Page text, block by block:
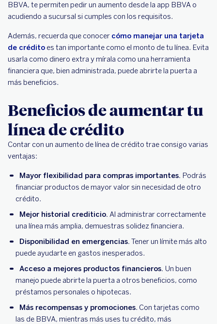
BBVA, te permiten pedir un aumento desde la app BBVA o
acudiendo a sucursal si cumples con los requisitos.
Además, recuerda que conocer cómo manejar una tarjeta
de crédito es tan importante como el monto de tu línea. Evita
usarla como dinero extra y mírala como una herramienta
financiera que, bien administrada, puede abrirte la puerta a
más beneficios.
Beneficios de aumentar tu
línea de crédito
Contar con un aumento de línea de crédito trae consigo varias
ventajas:
Mayor flexibilidad para compras importantes. Podrás
financiar productos de mayor valor sin necesidad de otro
crédito.
Mejor historial crediticio. Al administrar correctamente
una línea más amplia, demuestras solidez financiera.
Disponibilidad en emergencias. Tener un límite más alto
puede ayudarte en gastos inesperados.
Acceso a mejores productos financieros. Un buen
manejo puede abrirte la puerta a otros beneficios, como
préstamos personales o hipotecas.
Más recompensas y promociones. Con tarjetas como
las de BBVA, mientras más uses tu crédito, más